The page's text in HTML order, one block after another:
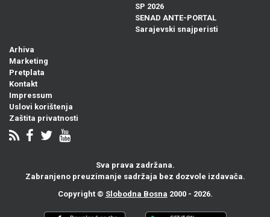
SP 2026
SENAD ANTE-PORTAL
Sarajevski snajperisti
Arhiva
Marketing
Pretplata
Kontakt
Impressum
Uslovi korištenja
Zaštita privatnosti
Sva prava zadržana.
Zabranjeno preuzimanje sadržaja bez dozvole izdavača.
Copyright © Slobodna Bosna 2000 - 2026.